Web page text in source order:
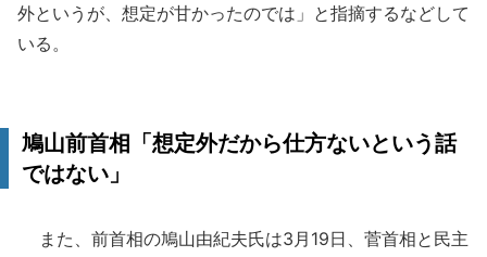
外というが、想定が甘かったのでは」と指摘するなどして
いる。
鳩山前首相「想定外だから仕方ないという話
ではない」
また、前首相の鳩山由紀夫氏は3月19日、菅首相と民主